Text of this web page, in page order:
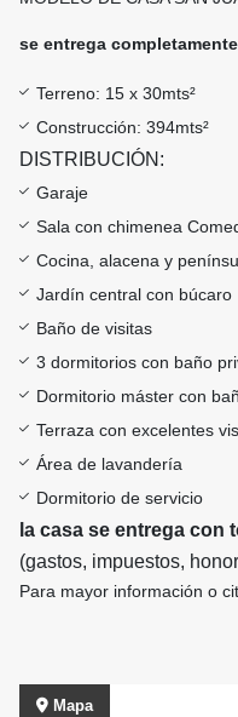
se entrega
Terreno: 15 x 30mts²
Construcción: 394mts²
DISTRIBUCIÓN:
Garaje
Sala con chimenea
Cocina, alacena y
Jardín central con búcaro
Baño de visitas
3 dormitorios con baño
Dormitorio máster con
Terraza con excelentes
Área de lavandería
Dormitorio de servicio
la casa se entrega con
(gastos, impuestos,
Para mayor información o
Mapa